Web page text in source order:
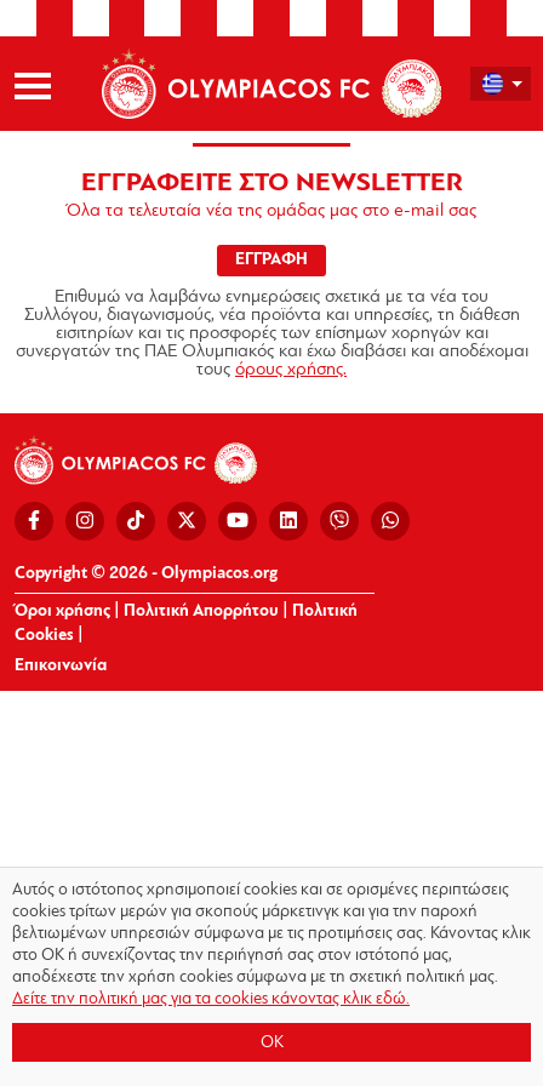
ΕΓΓΡΑΦΕΙΤΕ ΣΤΟ NEWSLETTER
Όλα τα τελευταία νέα της ομάδας μας στο e-mail σας
ΕΓΓΡΑΦΗ
Επιθυμώ να λαμβάνω ενημερώσεις σχετικά με τα νέα του
Συλλόγου, διαγωνισμούς, νέα προϊόντα και υπηρεσίες, τη διάθεση
εισιτηρίων και τις προσφορές των επίσημων χορηγών και
συνεργατών της ΠΑΕ Ολυμπιακός και έχω διαβάσει και αποδέχομαι
τους όρους χρήσης.
Copyright © 2026 - Olympiacos.org
Όροι χρήσης Πολιτική Απορρήτου
Πολιτική
Cookies
Επικοινωνία
Αυτός ο ιστότοπος χρησιμοποιεί cookies και σε ορισμένες περιπτώσεις
cookies τρίτων μερών για σκοπούς μάρκετινγκ και για την παροχή
βελτιωμένων υπηρεσιών σύμφωνα με τις προτιμήσεις σας. Κάνοντας κλικ
στο OK ή συνεχίζοντας την περιήγησή σας στον ιστότοπό μας,
αποδέχεστε την χρήση cookies σύμφωνα με τη σχετική πολιτική μας.
Δείτε την πολιτική μας για τα cookies κάνοντας κλικ εδώ.
OK